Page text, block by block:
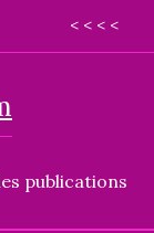
< < < <
publications